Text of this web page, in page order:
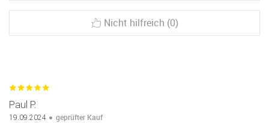
Nicht hilfreich (0)
Paul P.
19.09.2024 geprüfter Kauf